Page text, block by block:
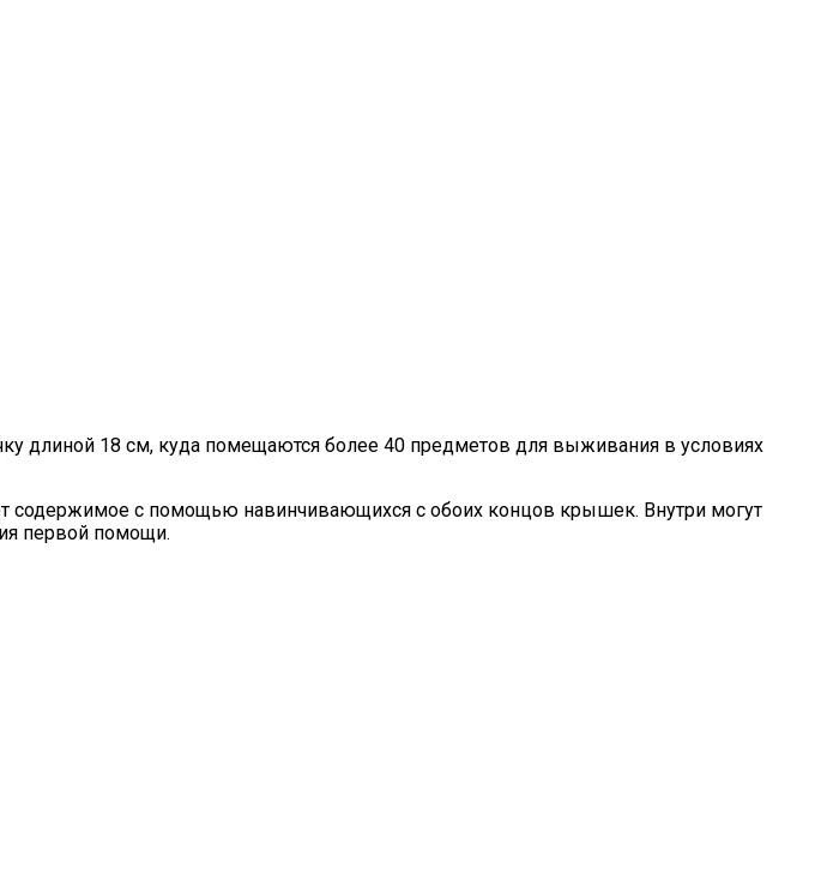
длиной 18 см, куда помещаются более 40 предметов для выживания в условиях
содержимое с помощью навинчивающихся с обоих концов крышек. Внутри могут
первой помощи.